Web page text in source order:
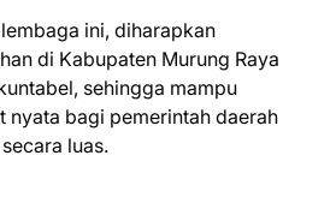
ini, diharapkan
di Kabupaten Murung Raya
sehingga mampu
nyata bagi pemerintah daerah
luas.